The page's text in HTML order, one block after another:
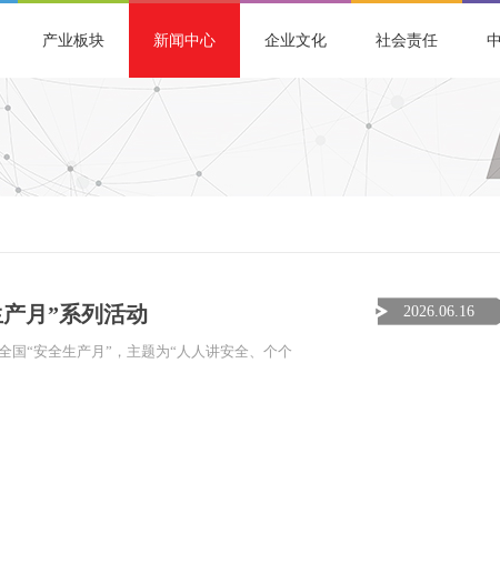
产业板块 新闻中心 企业文化 社会责任
月”系列活动
国“安全生产月”，主题为“人人讲安全、个个
2026.06.16